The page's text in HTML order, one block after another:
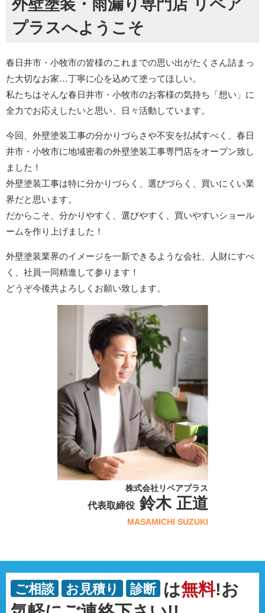
外壁塗装・雨漏り専門店 リペア
プラスへようこそ
春日井市・小牧市の皆様のこれまでの思い出がたくさん詰まっ
た大切なお家…丁寧に心を込めて塗ってほしい。
私たちはそんな春日井市・小牧市のお客様の気持ち「想い」に
全力でお応えしたいと思い、日々活動しています。
今回、外壁塗装工事の分かりづらさや不安を払拭すべく、春日
井市・小牧市に地域密着の外壁塗装工事専門店をオープン致し
ました！
外壁塗装工事は特に分かりづらく、選びづらく、買いにくい業
界だと思います。
だからこそ、分かりやすく、選びやすく、買いやすいショール
ームを作り上げました！
外壁塗装業界のイメージを一新できるような会社、人財にすべ
く、社員一同精進して参ります！
どうぞ今後共よろしくお願い致します。
株式会社リペアプラス
代表取締役鈴木 正道
MASAMICHI SUZUKI
ご相談 お見積り 診断 は無料!お